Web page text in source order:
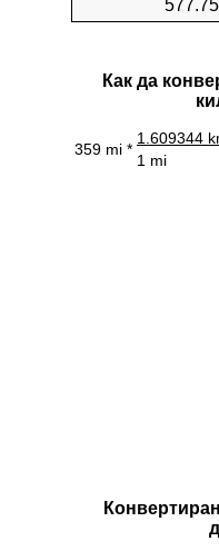
Как да
359 mi *
1.609344
1 mi